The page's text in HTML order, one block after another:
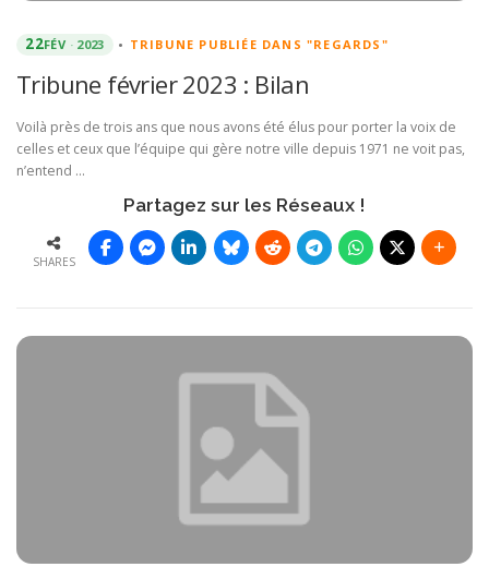
22FÉV 2023 • TRIBUNE PUBLIÉE DANS "REGARDS"
Tribune février 2023 : Bilan
Voilà près de trois ans que nous avons été élus pour porter la voix de
celles et ceux que l’équipe qui gère notre ville depuis 1971 ne voit pas,
n’entend …
Partagez sur les Réseaux !
SHARES